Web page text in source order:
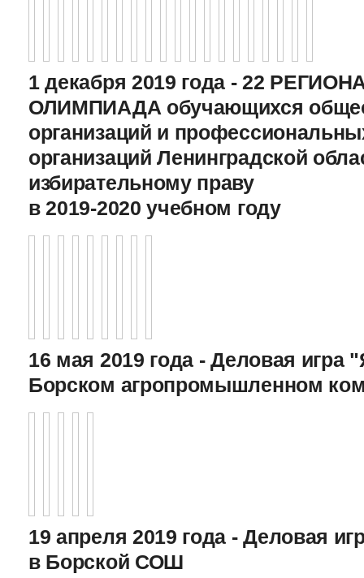
1 декабря 2019 года - 22
ОЛИМПИАДА обучающихся
организаций и
организаций Ленинградской
избирательному праву
в 2019-2020 учебном году
16 мая 2019 года - Деловая игра
Борском агропромышленном
19 апреля 2019 года - Деловая
в Борской СОШ